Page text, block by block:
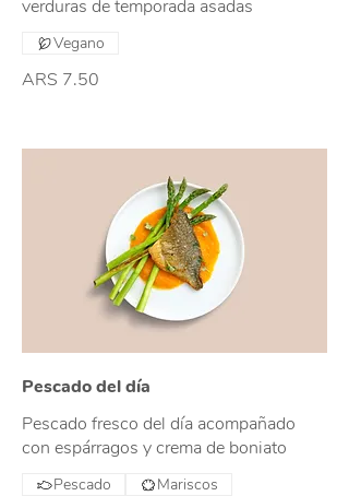
verduras de temporada asadas
ARS 7.50
Vegano
Pescado del día
Pescado fresco del día acompañado
con espárragos y crema de boniato
Pescado Mariscos